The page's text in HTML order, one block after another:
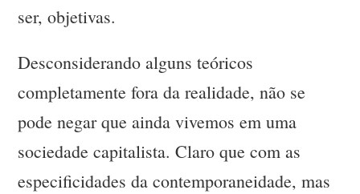
ser, objetivas.
Desconsiderando alguns teóricos
completamente fora da realidade, não se
pode negar que ainda vivemos em uma
sociedade capitalista. Claro que com as
especificidades da contemporaneidade, mas